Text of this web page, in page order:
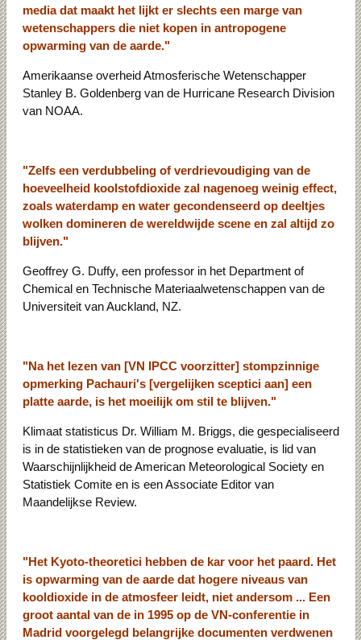
media dat maakt het lijkt er slechts een marge van
wetenschappers die niet kopen in antropogene
opwarming van de aarde."
Amerikaanse overheid Atmosferische Wetenschapper
Stanley B. Goldenberg van de Hurricane Research Division
van NOAA.
"Zelfs een verdubbeling of verdrievoudiging van de
hoeveelheid koolstofdioxide zal nagenoeg weinig effect,
zoals waterdamp en water gecondenseerd op deeltjes
wolken domineren de wereldwijde scene en zal altijd zo
blijven."
Geoffrey G. Duffy, een professor in het Department of
Chemical en Technische Materiaalwetenschappen van de
Universiteit van Auckland, NZ.
"Na het lezen van [VN IPCC voorzitter] stompzinnige
opmerking Pachauri's [vergelijken sceptici aan] een
platte aarde, is het moeilijk om stil te blijven."
Klimaat statisticus Dr. William M. Briggs, die gespecialiseerd
is in de statistieken van de prognose evaluatie, is lid van
Waarschijnlijkheid de American Meteorological Society en
Statistiek Comite en is een Associate Editor van
Maandelijkse Review.
"Het Kyoto-theoretici hebben de kar voor het paard. Het
is opwarming van de aarde dat hogere niveaus van
kooldioxide in de atmosfeer leidt, niet andersom ... Een
groot aantal van de in 1995 op de VN-conferentie in
Madrid voorgelegd belangrijke documenten verdwenen